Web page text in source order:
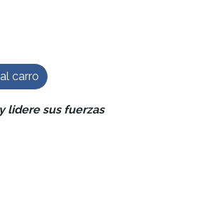
carro
lidere sus fuerzas